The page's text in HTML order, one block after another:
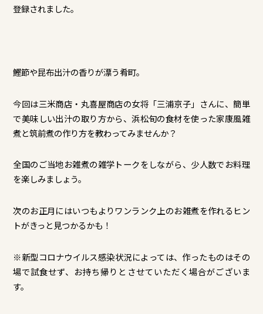
登録されました。
鰹節や昆布出汁の香りが漂う肴町。
今回は三米商店・丸喜屋商店の女将「三浦京子」さんに、簡単
で美味しい出汁の取り方から、浜松旬の食材を使った家康風雑
煮と筑前煮の作り方を教わってみませんか？
全国のご当地お雑煮の雑学トークをしながら、少人数でお料理
を楽しみましょう。
次のお正月にはいつもよりワンランク上のお雑煮を作れるヒン
トがきっと見つかるかも！
※新型コロナウイルス感染状況によっては、作ったものはその
場で試食せず、お持ち帰りとさせていただく場合がございま
す。